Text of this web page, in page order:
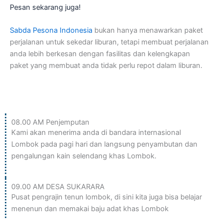
Pesan sekarang juga!
Sabda Pesona Indonesia bukan hanya menawarkan paket
perjalanan untuk sekedar liburan, tetapi membuat perjalanan
anda lebih berkesan dengan fasilitas dan kelengkapan
paket yang membuat anda tidak perlu repot dalam liburan.
08.00 AM Penjemputan
Kami akan menerima anda di bandara internasional
Lombok pada pagi hari dan langsung penyambutan dan
pengalungan kain selendang khas Lombok.
09.00 AM DESA SUKARARA
Pusat pengrajin tenun lombok, di sini kita juga bisa belajar
menenun dan memakai baju adat khas Lombok